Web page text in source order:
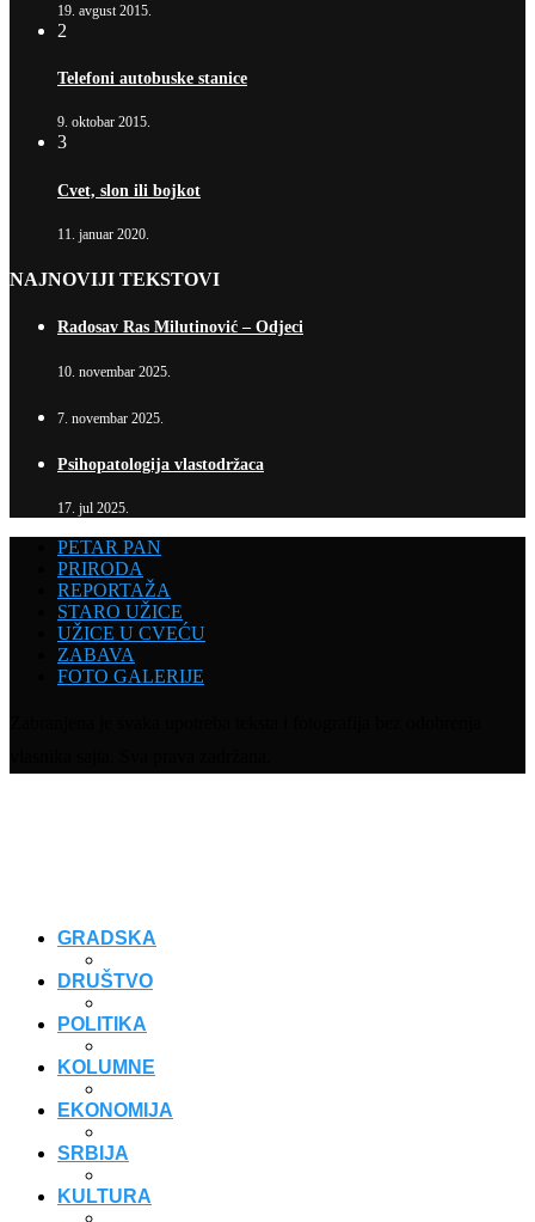
19. avgust 2015.
2
Telefoni autobuske stanice
9. oktobar 2015.
3
Cvet, slon ili bojkot
11. januar 2020.
NAJNOVIJI TEKSTOVI
Radosav Ras Milutinović – Odjeci
10. novembar 2025.
7. novembar 2025.
Psihopatologija vlastodržaca
17. jul 2025.
PETAR PAN
PRIRODA
REPORTAŽA
STARO UŽICE
UŽICE U CVEĆU
ZABAVA
FOTO GALERIJE
GRADSKA
DRUŠTVO
POLITIKA
KOLUMNE
EKONOMIJA
SRBIJA
KULTURA